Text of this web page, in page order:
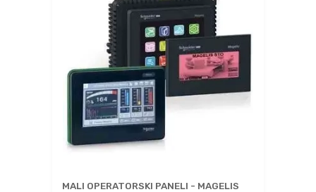
MALI OPERATORSKI PANELI - MAGELIS